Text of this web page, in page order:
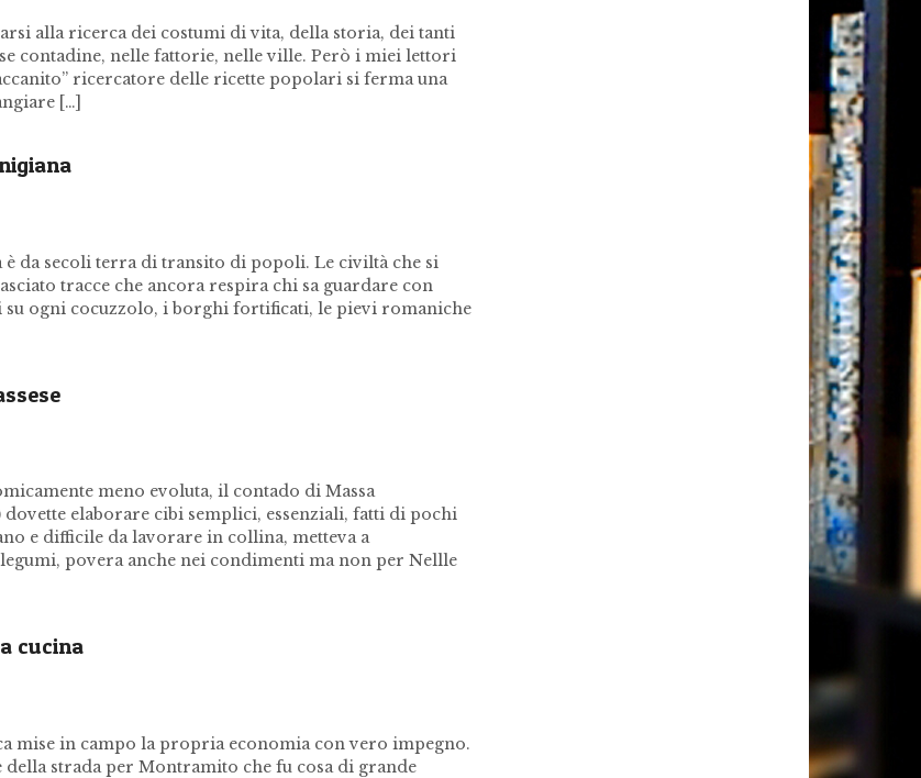
alla ricerca dei costumi di vita, della storia, dei tanti
contadine, nelle fattorie, nelle ville. Però i miei lettori
ricercatore delle ricette popolari si ferma una
[…]
da secoli terra di transito di popoli. Le civiltà che si
tracce che ancora respira chi sa guardare con
su ogni cocuzzolo, i borghi fortificati, le pievi romaniche
meno evoluta, il contado di Massa
elaborare cibi semplici, essenziali, fatti di pochi
e difficile da lavorare in collina, metteva a
povera anche nei condimenti ma non per Nellle
cucina
mise in campo la propria economia con vero impegno.
strada per Montramito che fu cosa di grande